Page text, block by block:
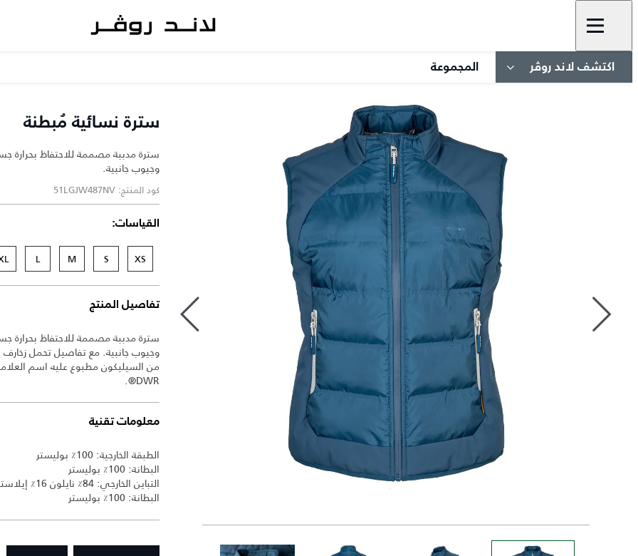
اكتشف لاند روڤر المجموعة
سترة نسائية مُبطنة
سترة مدببة مصممة للاحتفاظ بحرارة
وجيوب جانبية.
كود المنتج: 51LGJW487NV
القياسات:
XS
S
M
L
تفاصيل المنتج
سترة مدببة مصممة للاحتفاظ بحرارة
وجيوب جانبية. مع تفاصيل تحمل
DWR®.
معلومات تقنية
الطبقة الخارجية: 100٪ بوليستر
البطانة: 100٪ بوليستر
التباين الخارجي: 84٪ نايلون 16٪ إيلاستين
البطانة: 100٪ بوليستر